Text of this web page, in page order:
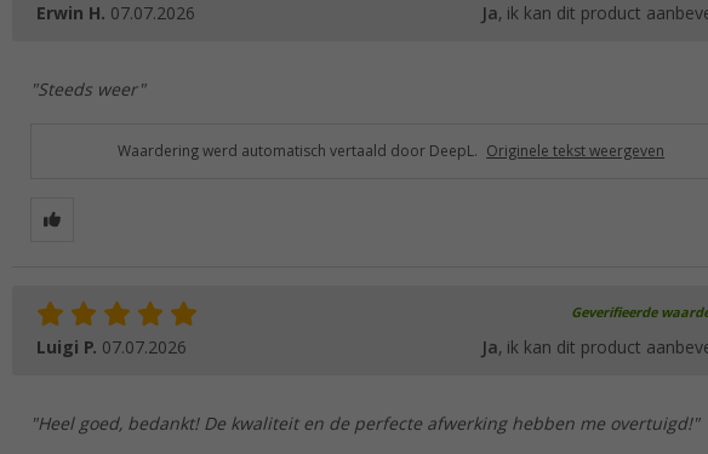
Erwin H. 07.07.2026 Ja, ik kan dit product
"Steeds weer"
Waardering werd automatisch vertaald door DeepL. Originele tekst weergeven
Geverifieerde
Luigi P. 07.07.2026 Ja, ik kan dit product
"Heel goed, bedankt! De kwaliteit en de perfecte afwerking hebben me overtuigd!"